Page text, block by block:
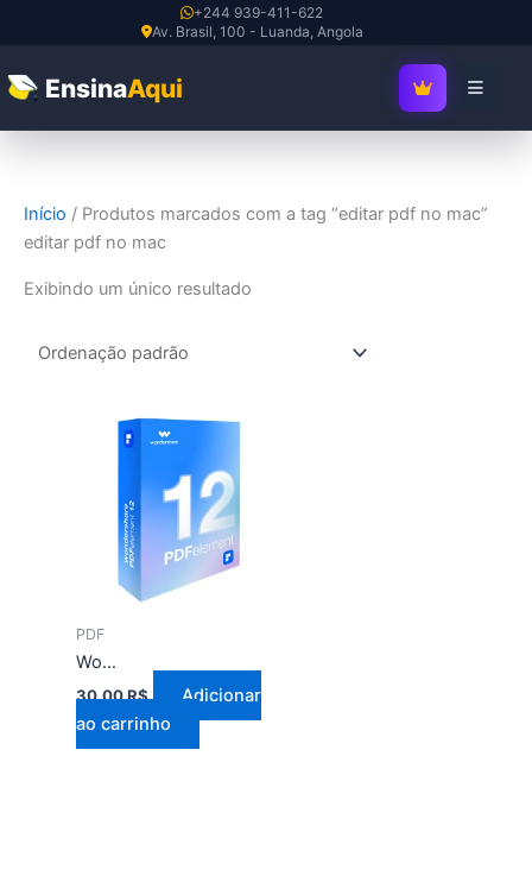
+244 939-411-622
Av. Brasil, 100 - Luanda, Angola
EnsinaAqui SEJA MEMBRO
o
conteúdo
Início / Produtos marcados com a tag “editar pdf no mac”
editar pdf no mac
Exibindo um único resultado
PDF
Wondershare PDFelement Pro 12 para MacBook
30,00R$
Adicionar
ao carrinho